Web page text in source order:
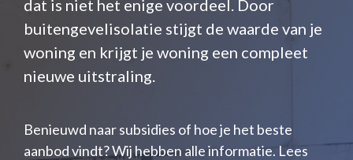
dat is niet het enige voordeel. Door
buitengevelisolatie stijgt de waarde van je
woning en krijgt je woning een compleet
nieuwe uitstraling.
Benieuwd naar subsidies of hoe je het beste
aanbod vindt? Wij hebben alle informatie. Lees